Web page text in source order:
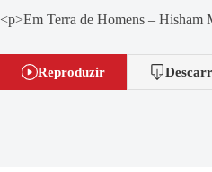
<p>Em Terra de Homens – Hisham
Reproduzir